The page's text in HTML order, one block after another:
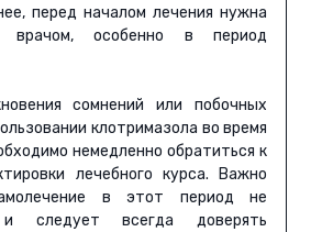
перед началом лечения нужна
врачом, особенно в период
сомнений или побочных
клотримазола во время
немедленно обратиться к
лечебного курса. Важно
в этот период не
и следует всегда доверять